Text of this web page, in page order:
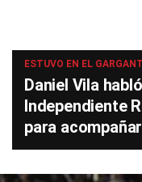
ESTUVO EN EL
Daniel Vila
Independiente
para